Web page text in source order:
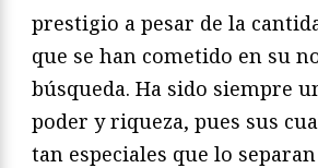
prestigio a pesar de la
que se han cometido en su
búsqueda. Ha sido siempre
poder y riqueza, pues sus
tan especiales que lo